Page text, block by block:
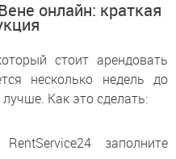
онлайн: краткая
стоит арендовать
несколько недель до
Как это сделать:
заполните